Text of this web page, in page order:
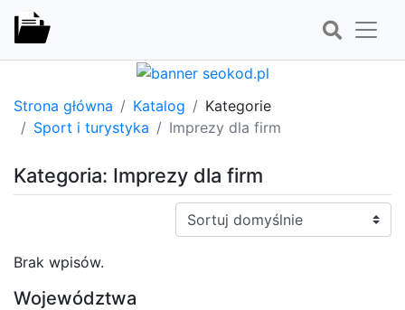
Strona główna Katalog
Kategorie
Sport i turystyka
Imprezy dla firm
Kategoria: Imprezy dla firm
Sortuj:
Brak wpisów.
Województwa